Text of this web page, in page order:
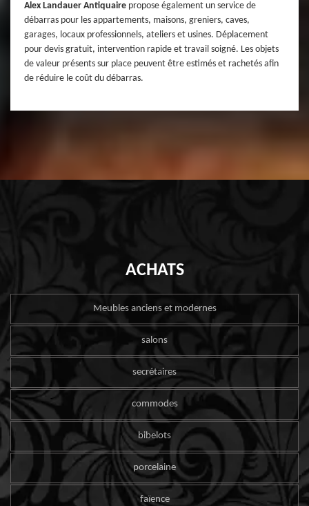
Alex Landauer Antiquaire propose également un service de
débarras pour les appartements, maisons, greniers, caves,
garages, locaux professionnels, ateliers et usines. Déplacement
pour devis gratuit, intervention rapide et travail soigné. Les objets
de valeur présents sur place peuvent être estimés et rachetés afin
de réduire le coût du débarras.
ACHATS
Meubles anciens et modernes
salons
secrétaires
commodes
bibelots
porcelaine
faïence